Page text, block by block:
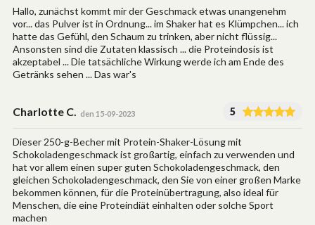
Hallo, zunächst kommt mir der Geschmack etwas unangenehm
vor... das Pulver ist in Ordnung... im Shaker hat es Klümpchen... ich
hatte das Gefühl, den Schaum zu trinken, aber nicht flüssig...
Ansonsten sind die Zutaten klassisch ... die Proteindosis ist
akzeptabel ... Die tatsächliche Wirkung werde ich am Ende des
Getränks sehen ... Das war's
Charlotte C. den 15-09-2023 5
Dieser 250-g-Becher mit Protein-Shaker-Lösung mit
Schokoladengeschmack ist großartig, einfach zu verwenden und
hat vor allem einen super guten Schokoladengeschmack, den
gleichen Schokoladengeschmack, den Sie von einer großen Marke
bekommen können, für die Proteinübertragung, also ideal für
Menschen, die eine Proteindiät einhalten oder solche Sport
machen